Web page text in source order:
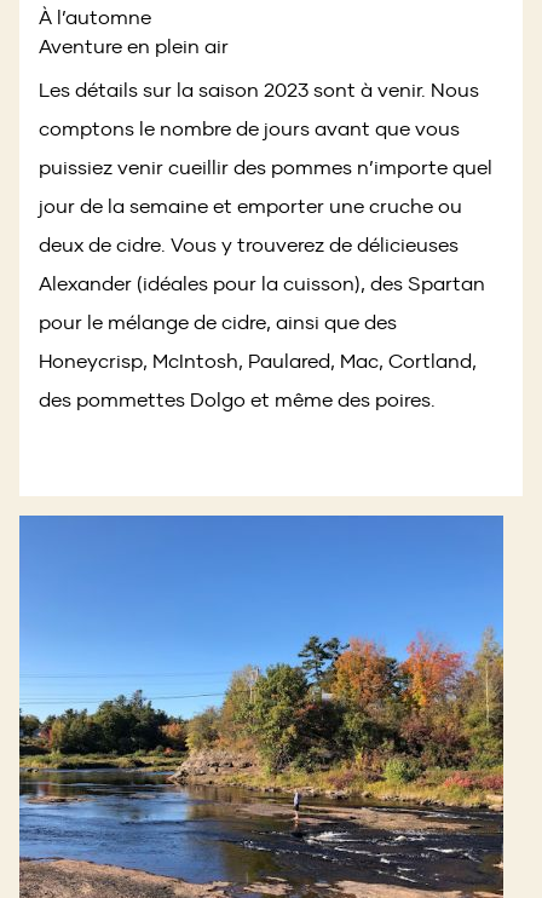
À l’automne
Aventure en plein air
Les détails sur la saison 2023 sont à venir. Nous
comptons le nombre de jours avant que vous
puissiez venir cueillir des pommes n’importe quel
jour de la semaine et emporter une cruche ou
deux de cidre. Vous y trouverez de délicieuses
Alexander (idéales pour la cuisson), des Spartan
pour le mélange de cidre, ainsi que des
Honeycrisp, McIntosh, Paulared, Mac, Cortland,
des pommettes Dolgo et même des poires.